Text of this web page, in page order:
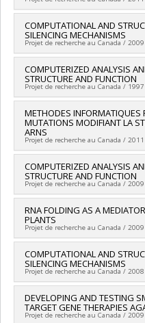
(NIH)
Chercheur principal :
Co-chercheurs :François
Sources de financement :
Programmes de subvention :
recherche en équipe (et
année)
COMPUTATIONAL AND
SILENCING MECHANISMS
Projet de recherche au Canada /
Chercheur principal :
Sources de financement :
santé du Canada
fonctionnement incluant
programmatiques (général)
COMPUTERIZED ANALYSIS
STRUCTURE AND FUNCTION
Projet de recherche au Canada /
Chercheur principal :
Sources de financement :
sciences naturelles et génie
Programmes de subvention :
subvention à la découverte
METHODES INFORMATIQUES
MUTATIONS MODIFIANT LA
ARNS
Projet de recherche au Canada /
Chercheur principal :
Co-chercheurs :François
Sources de financement :
Programmes de subvention :
recherche en équipe (et
année)
COMPUTERIZED ANALYSIS
STRUCTURE AND FUNCTION
Projet de recherche au Canada /
Chercheur principal :
RNA FOLDING AS A
PLANTS
Projet de recherche au Canada /
Chercheur principal :
Sources de financement :
Science Program Organisation
COMPUTATIONAL AND
SILENCING MECHANISMS
Projet de recherche au Canada /
Chercheur principal :
DEVELOPING AND TESTING
TARGET GENE THERAPIES
Projet de recherche au Canada /